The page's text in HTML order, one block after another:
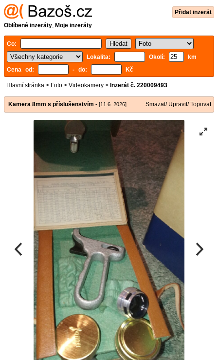
Přidat inzerát
Oblíbené inzeráty, Moje inzeráty
Co:
Lokalita:
Okolí:
km
Cena od:
- do: Kč
Hlavní stránka > Foto > Videokamery > Inzerát č. 220009493
Kamera 8mm s příslušenstvím - [11.6. 2026] Smazat/ Upravit/ Topovat